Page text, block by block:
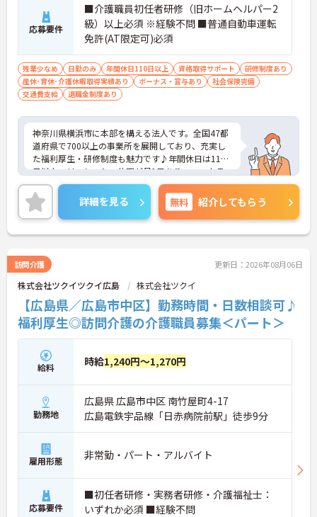
応募要件
■介護職員初任者研修（旧ホームヘルパー2
級）以上必須 ※経験不問 ■普通自動車運転
免許(AT限定可)必須
残業少なめ 日勤のみ 年間休日110日以上 資格取得サポート
研修制度あり
産休･育休･介護休暇取得実績あり
ボーナス・賞与あり
社会保険完備
交通費支給
退職金制度あり
神奈川県横浜市に本部を構える法人です。全国47都
道府県で700以上の事業所を展開しており、充実し
た福利厚生・研修制度も魅力です♪年間休日は110
日以上、リフレッシュ休暇が月1日あり、ワークラ
イフバランスを重視される方にもおすすめです。ご
興味のある方には、面接対策ポイントなど、さらに
詳細をお話しいたしますのでお気軽にご相談くださ
い！
詳細を見る 無料 紹介してもらう
訪問介護 更新日：2026年08月06日
株式会社ツクイツクイ広島 株式会社ツクイ
【広島県／広島市中区】勤務時間・日数相談可♪
福利厚生◎訪問介護の介護職員募集＜パート＞
給料 時給1,240円～1,270円
勤務地
広島県 広島市中区 南竹屋町4-17
広島電鉄宇品線「日赤病院前駅」徒歩9分
雇用形態 非常勤・パート・アルバイト
応募要件
■初任者研修・実務者研修・介護福祉士：
いずれか必須 ■経験不問